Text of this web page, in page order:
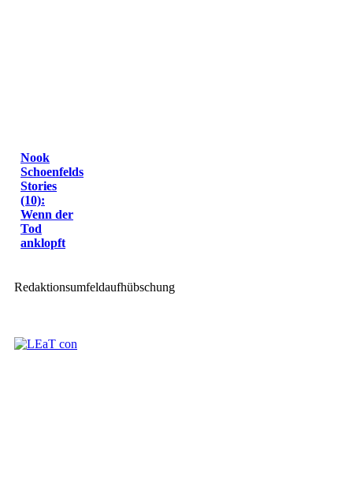
Nook
Schoenfelds
Stories
(10):
Wenn der
Tod
anklopft
Redaktionsumfeldaufhübschung